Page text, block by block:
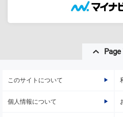
このサイトについて
個人情報について